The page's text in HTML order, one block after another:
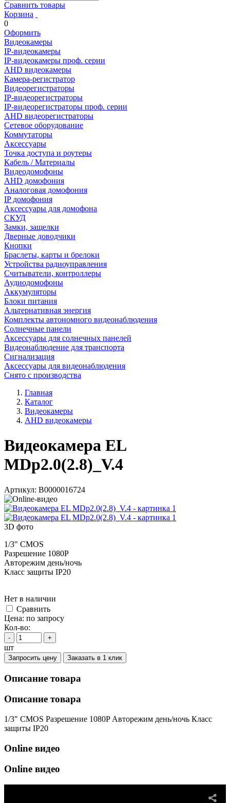
Сравнить товары
Корзина
0
Оформить
Видеокамеры
IP-видеокамеры
IP-видеокамеры проф. серии
AHD видеокамеры
Камера-регистратор
Видеорегистраторы
IP-видеорегистраторы
IP-видеорегистраторы проф. серии
AHD видеорегистраторы
Сетевое оборудование
Коммутаторы
Аксессуары
Точка доступа и роутеры
Кабель / Материалы
Видеодомофоны
AHD домофония
Аналоговая домофония
IP домофония
Аксессуары для домофона
СКУД
Замки, защелки
Дверные доводчики
Кнопки
Браслеты, карты и брелоки
Устройства радиоуправления
Считыватели, контроллеры
Аудиодомофоны
Аккумуляторы
Блоки питания
Альтернативная энергия
Комплекты автономного видеонаблюдения
Солнечные панели
Аксессуары для солнечных панелей
Видеонаблюдение для транспорта
Сигнализация
Аксессуары для видеонаблюдения
Снято с производства
Главная
Каталог
Видеокамеры
AHD видеокамеры
Видеокамера EL
MDp2.0(2.8)_V.4
Артикул: В0000016724
3D фото
1/3" CMOS
Разрешение 1080P
Авторежим день/ночь
Класс защиты IP20
Нет в наличии
Cравнить
Цена: по запросу
Кол-во:
- +
шт
Запросить цену Заказать в 1 клик
Описание товара
Описание товара
1/3" CMOS Разрешение 1080P Авторежим день/ночь Класс
защиты IP20
Online видео
Online видео